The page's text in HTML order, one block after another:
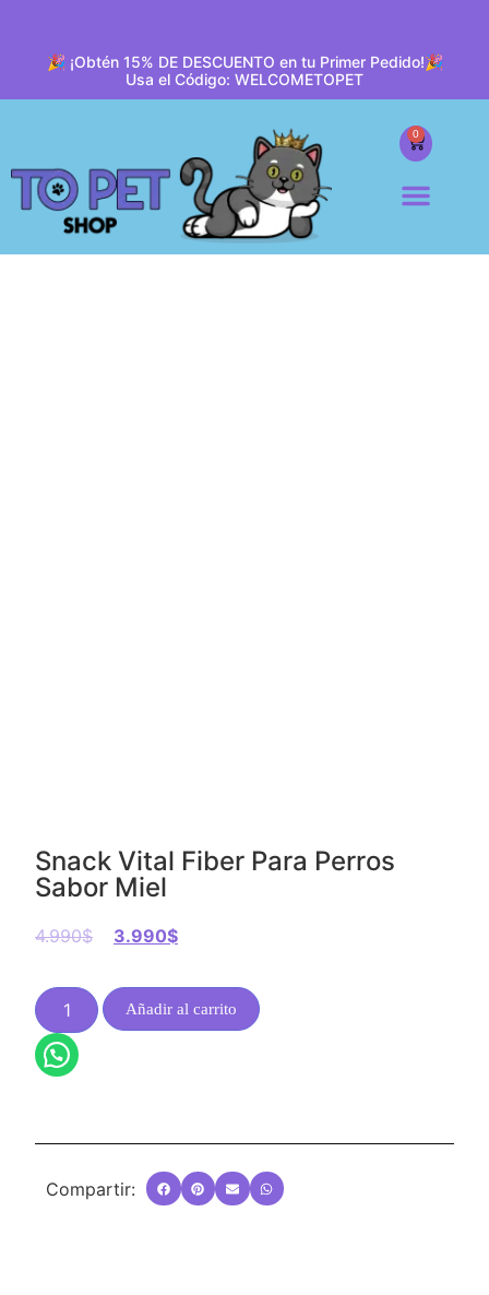
🎉 ¡Obtén 15% DE DESCUENTO en tu Primer Pedido!🎉
Usa el Código: WELCOMETOPET
0
Snack Vital Fiber Para Perros
Sabor Miel
4.990$ 3.990$
Añadir al carrito
Compartir: